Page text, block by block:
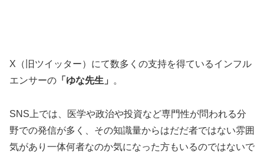
X（旧ツイッター）にて数多くの支持を得ているインフル
エンサーの 「ゆな先生」 。
SNS上では、医学や政治や投資など専門性が問われる分
野での発信が多く、その知識量からはだだ者ではない雰囲
気があり一体何者なのか気になった方もいるのではないで